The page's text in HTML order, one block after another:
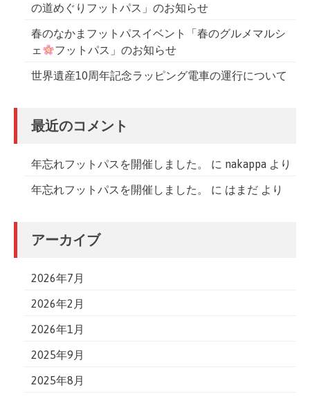
の道めぐりフットパス」のお知らせ
春のなかまフットパスイベント「春のグルメマルシ
ェ
フットパス」のお知らせ
世界遺産10周年記念ラッピング電車の運行について
最近のコメント
年忘れフットパスを開催しました。 に nakappa より
年忘れフットパスを開催しました。 に はまだ より
アーカイブ
2026年7月
2026年2月
2026年1月
2025年9月
2025年8月